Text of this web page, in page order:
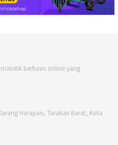
berbasis online yang
Harapan, Tarakan Barat, Kota